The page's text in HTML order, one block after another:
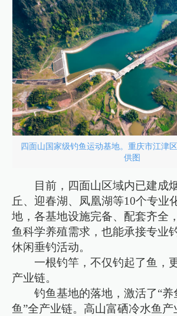
四面山国家级钓鱼运动基地。重庆市江津
供图
目前，四面山区域内已建成
丘、迎春湖、凤凰湖等10个专业
地，各基地设施完备、配套齐全
鱼科学养殖需求，也能承接专业
休闲垂钓活动。
一根钓竿，不仅钓起了鱼，
产业链。
钓鱼基地的落地，激活了“
鱼”全产业链。高山富硒冷水鱼